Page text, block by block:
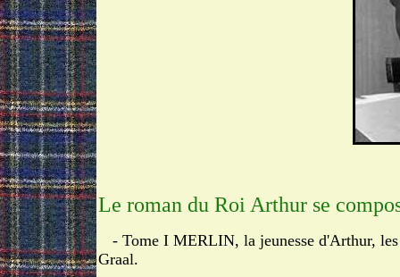
Le roman du Roi Arthur se
- Tome I MERLIN, la jeunesse d'Arthur,
Graal.